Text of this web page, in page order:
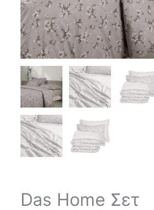
Das Home Σετ